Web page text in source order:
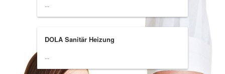
...
DOLA Sanitär Heizung
...